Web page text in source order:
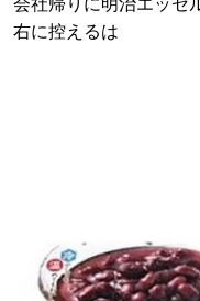
会社帰りに明治エッセ
右に控えるは